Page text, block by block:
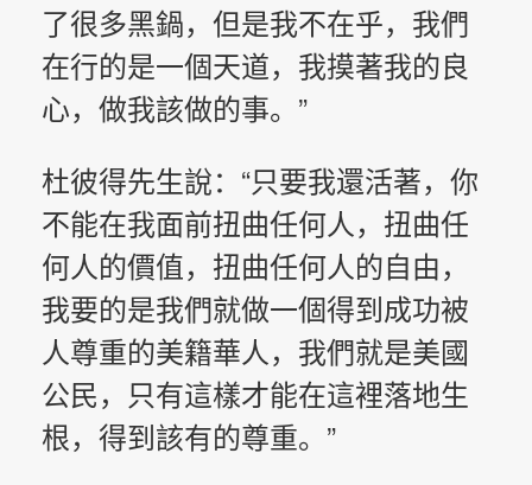
了很多黑鍋，但是我不在乎，我們
在行的是一個天道，我摸著我的良
心，做我該做的事。”
杜彼得先生說：“只要我還活著，你
不能在我面前扭曲任何人，扭曲任
何人的價值，扭曲任何人的自由，
我要的是我們就做一個得到成功被
人尊重的美籍華人，我們就是美國
公民，只有這樣才能在這裡落地生
根，得到該有的尊重。”